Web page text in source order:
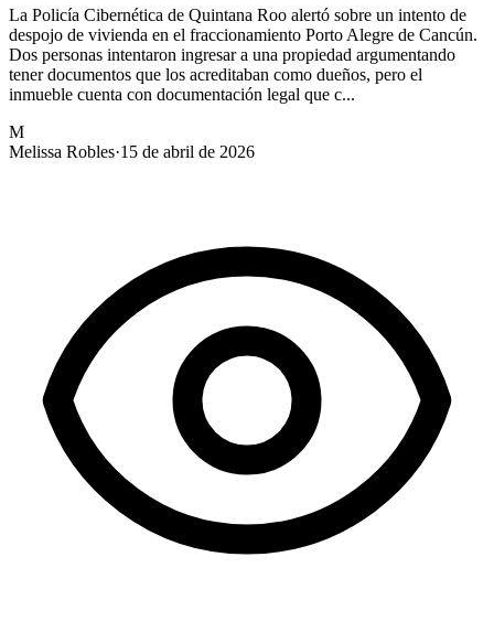
La Policía Cibernética de Quintana Roo alertó sobre un intento de
despojo de vivienda en el fraccionamiento Porto Alegre de Cancún.
Dos personas intentaron ingresar a una propiedad argumentando
tener documentos que los acreditaban como dueños, pero el
inmueble cuenta con documentación legal que c...
M
Melissa Robles·15 de abril de 2026